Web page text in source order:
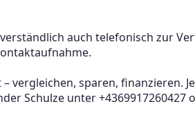
auch telefonisch zur
vergleichen, sparen, finanzieren.
Schulze unter +4369917260427